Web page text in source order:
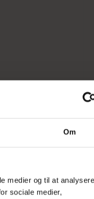
Om
medier og til at
sociale medier,